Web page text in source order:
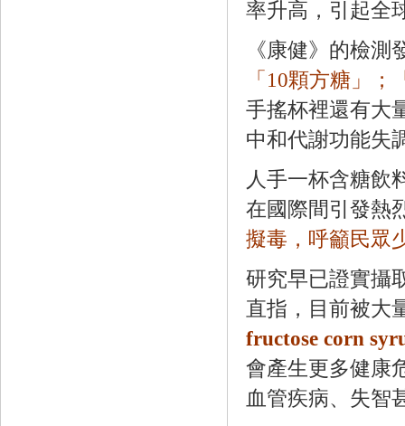
率升高，引起全
《康健》的檢測
「10顆方糖」
手搖杯裡還有大
中和代謝功能失
人手一杯含糖飲
在國際間引發熱
擬毒，呼籲民眾
研究早已證實攝
直指，目前被大
fructose corn
會產生更多健康
血管疾病、失智